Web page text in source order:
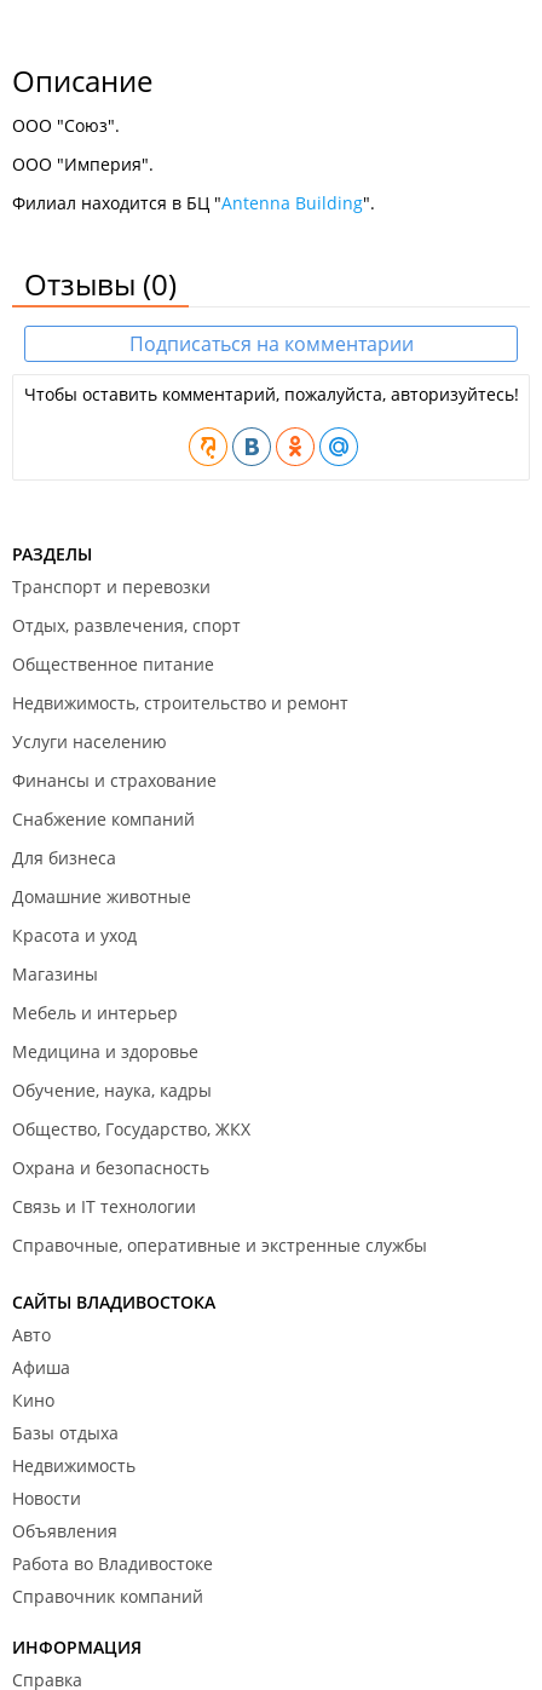
Описание
ООО "Союз".
ООО "Империя".
Филиал находится в БЦ "Antenna Building".
Отзывы (0)
Подписаться на комментарии
Чтобы оставить комментарий, пожалуйста, авторизуйтесь!
РАЗДЕЛЫ
Транспорт и перевозки
Отдых, развлечения, спорт
Общественное питание
Недвижимость, строительство и ремонт
Услуги населению
Финансы и страхование
Снабжение компаний
Для бизнеса
Домашние животные
Красота и уход
Магазины
Мебель и интерьер
Медицина и здоровье
Обучение, наука, кадры
Общество, Государство, ЖКХ
Охрана и безопасность
Связь и IT технологии
Справочные, оперативные и экстренные службы
САЙТЫ ВЛАДИВОСТОКА
Авто
Афиша
Кино
Базы отдыха
Недвижимость
Новости
Объявления
Работа во Владивостоке
Справочник компаний
ИНФОРМАЦИЯ
Справка